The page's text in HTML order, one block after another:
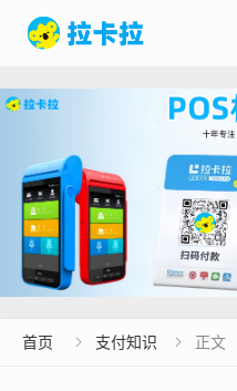
首页  支付知识  正文